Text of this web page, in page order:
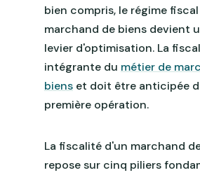
bien compris, le régime
marchand de biens devient
levier d'optimisation. La
intégrante du métier de
bienset doit être anticipée
première opération.
La fiscalité d'un marchand
repose sur cinq piliers